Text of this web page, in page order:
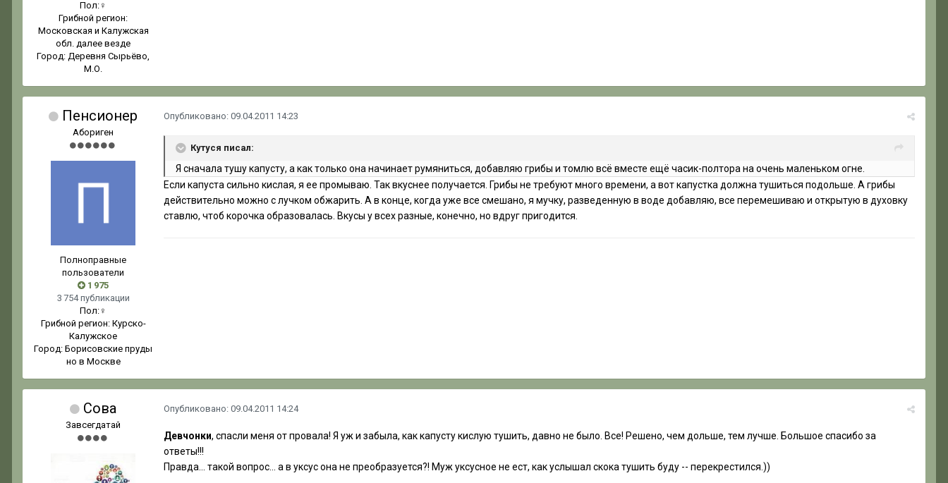
Пол: ♀
Грибной регион:
Московская и Калужская
обл. далее везде
Город: Деревня Сырьёво,
М.О.
Пенсионер
Абориген
Полноправные
пользователи
1 975
3 754 публикации
Пол: ♀
Грибной регион: Курско-
Калужское
Город: Борисовские пруды
но в Москве
Опубликовано: 09.04.2011 14:23
Кутуся писал:
Я сначала тушу капусту, а как только она начинает румяниться, добавляю грибы и томлю всё вместе ещё часик-полтора на очень маленьком огне.
Если капуста сильно кислая, я ее промываю. Так вкуснее получается. Грибы не требуют много времени, а вот капустка должна тушиться подольше. А грибы
действительно можно с лучком обжарить. А в конце, когда уже все смешано, я мучку, разведенную в воде добавляю, все перемешиваю и открытую в духовку
ставлю, чтоб корочка образовалась. Вкусы у всех разные, конечно, но вдруг пригодится.
Сова
Завсегдатай
Опубликовано: 09.04.2011 14:24
Девчонки, спасли меня от провала! Я уж и забыла, как капусту кислую тушить, давно не было. Все! Решено, чем дольше, тем лучше. Большое спасибо за
ответы!!!
Правда... такой вопрос... а в уксус она не преобразуется?! Муж уксусное не ест, как услышал скока тушить буду -- перекрестился.))